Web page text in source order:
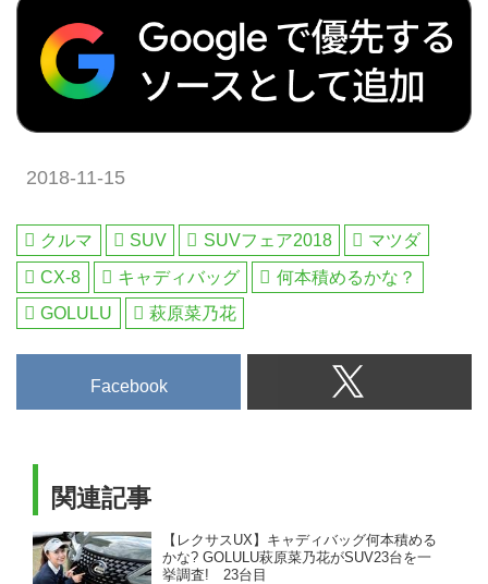
2018-11-15
クルマ SUV SUVフェア2018
マツダ
CX-8
キャディバッグ
何本積めるかな？
GOLULU
萩原菜乃花
Facebook
関連記事
【レクサスUX】キャディバッグ何本積める
かな? GOLULU萩原菜乃花がSUV23台を一
挙調査! 23台目